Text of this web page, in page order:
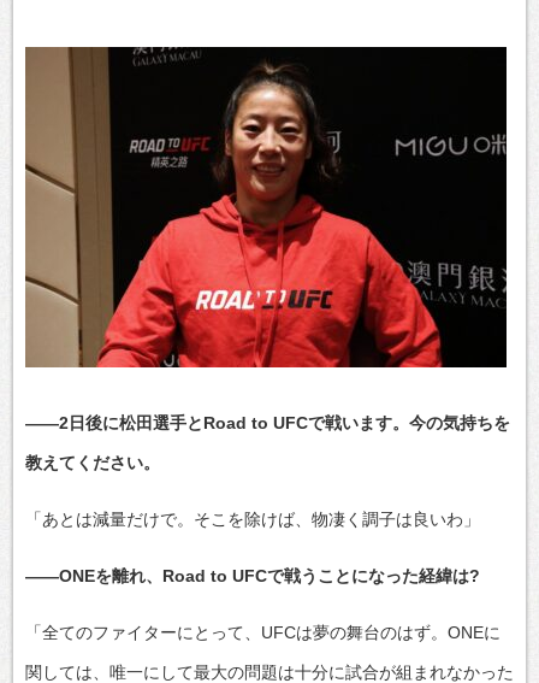
――2日後に松田選手とRoad to UFCで戦います。今の気持ちを
教えてください。
「あとは減量だけで。そこを除けば、物凄く調子は良いわ」
――ONEを離れ、Road to UFCで戦うことになった経緯は?
「全てのファイターにとって、UFCは夢の舞台のはず。ONEに
関しては、唯一にして最大の問題は十分に試合が組まれなかった